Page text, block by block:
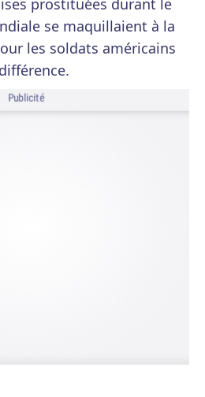
prostituées durant le
se maquillaient à la
les soldats américains
Publicité